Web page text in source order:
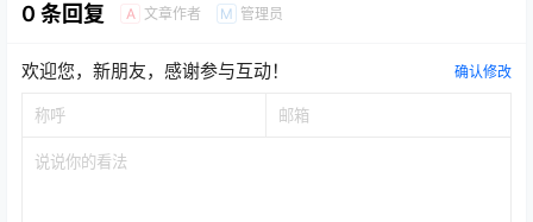
0 条回复 A 文章作者 M 管理员
欢迎您，新朋友，感谢参与互动！ 确认修改